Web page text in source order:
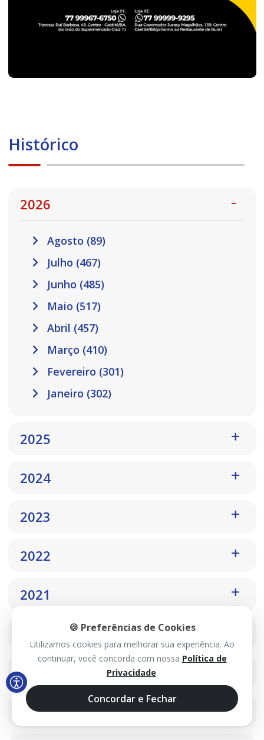
Histórico
2026
Agosto (89)
Julho (467)
Junho (485)
Maio (517)
Abril (457)
Março (410)
Fevereiro (301)
Janeiro (302)
2025
2024
2023
2022
2021
2019
2018
🍪 Preferências de Cookies
Utilizamos cookies para melhorar sua experiência. Ao
continuar, você concorda com nossa Política de
Privacidade.
Concordar e Fechar